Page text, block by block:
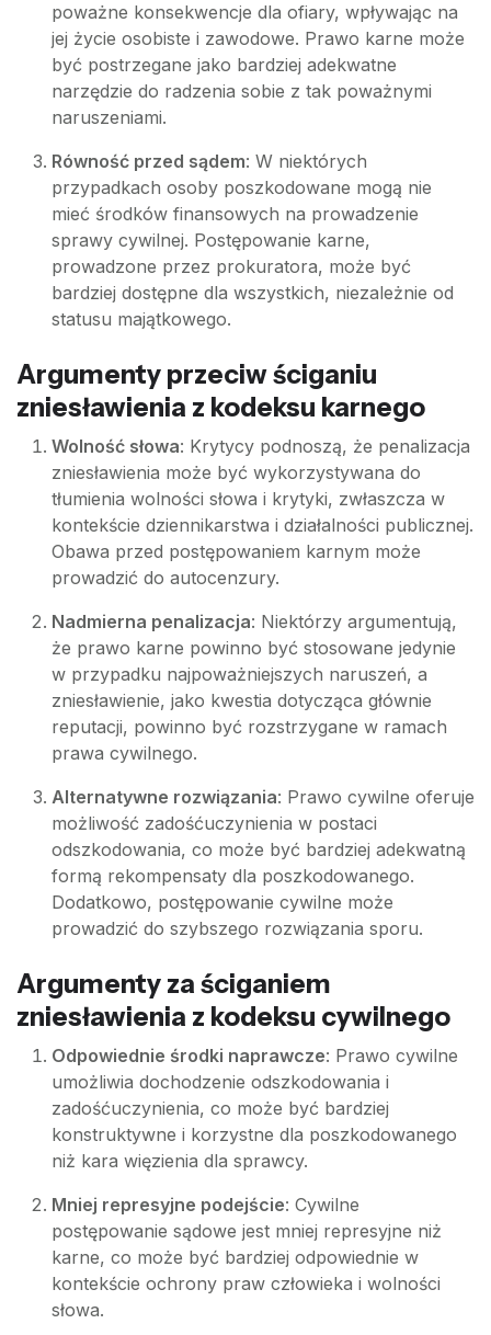
poważne konsekwencje dla ofiary, wpływając na
jej życie osobiste i zawodowe. Prawo karne może
być postrzegane jako bardziej adekwatne
narzędzie do radzenia sobie z tak poważnymi
naruszeniami.
Równość przed sądem: W niektórych
przypadkach osoby poszkodowane mogą nie
mieć środków finansowych na prowadzenie
sprawy cywilnej. Postępowanie karne,
prowadzone przez prokuratora, może być
bardziej dostępne dla wszystkich, niezależnie od
statusu majątkowego.
Argumenty przeciw ściganiu
zniesławienia z kodeksu karnego
Wolność słowa: Krytycy podnoszą, że penalizacja
zniesławienia może być wykorzystywana do
tłumienia wolności słowa i krytyki, zwłaszcza w
kontekście dziennikarstwa i działalności publicznej.
Obawa przed postępowaniem karnym może
prowadzić do autocenzury.
Nadmierna penalizacja: Niektórzy argumentują,
że prawo karne powinno być stosowane jedynie
w przypadku najpoważniejszych naruszeń, a
zniesławienie, jako kwestia dotycząca głównie
reputacji, powinno być rozstrzygane w ramach
prawa cywilnego.
Alternatywne rozwiązania: Prawo cywilne oferuje
możliwość zadośćuczynienia w postaci
odszkodowania, co może być bardziej adekwatną
formą rekompensaty dla poszkodowanego.
Dodatkowo, postępowanie cywilne może
prowadzić do szybszego rozwiązania sporu.
Argumenty za ściganiem
zniesławienia z kodeksu cywilnego
Odpowiednie środki naprawcze: Prawo cywilne
umożliwia dochodzenie odszkodowania i
zadośćuczynienia, co może być bardziej
konstruktywne i korzystne dla poszkodowanego
niż kara więzienia dla sprawcy.
Mniej represyjne podejście: Cywilne
postępowanie sądowe jest mniej represyjne niż
karne, co może być bardziej odpowiednie w
kontekście ochrony praw człowieka i wolności
słowa.